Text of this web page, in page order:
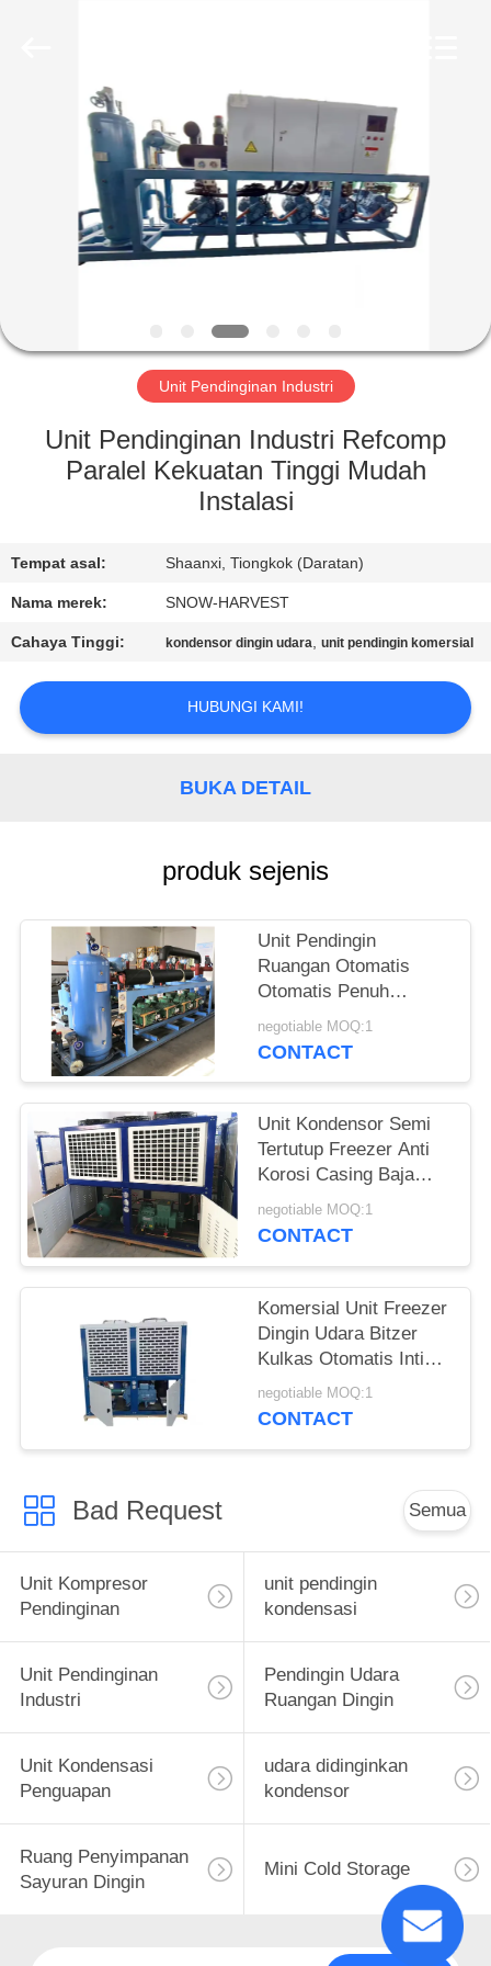
RUMAH
PRODUK
TENTANG
TUR
KONTROL
HUBUNGI
KAMI
BERITA
PERMINTAAN
PENAWARAN
PRIVACY
POLICY
Unit Pendinginan Industri
Unit Pendinginan Industri Refcomp
Paralel Kekuatan Tinggi Mudah
Instalasi
Tempat asal: Shaanxi, Tiongkok (Daratan)
Nama merek: SNOW-HARVEST
Cahaya Tinggi: kondensor dingin udara,unit pendingin komersial
HUBUNGI KAMI!
BUKA DETAIL
produk sejenis
Unit Pendingin
Ruangan Otomatis
Otomatis Penuh
Penghematan Energi
Efisiensi Tinggi
negotiable MOQ:1
CONTACT
Unit Kondensor Semi
Tertutup Freezer Anti
Korosi Casing Baja
Galvanis
negotiable MOQ:1
CONTACT
Komersial Unit Freezer
Dingin Udara Bitzer
Kulkas Otomatis Inti
Motor Pompa
Pertukaran Panas
negotiable MOQ:1
CONTACT
Bad Request Semua
Unit Kompresor
Pendinginan
unit pendingin
kondensasi
Unit Pendinginan
Industri
Pendingin Udara
Ruangan Dingin
Unit Kondensasi
Penguapan
udara didinginkan
kondensor
Ruang Penyimpanan
Sayuran Dingin
Mini Cold Storage